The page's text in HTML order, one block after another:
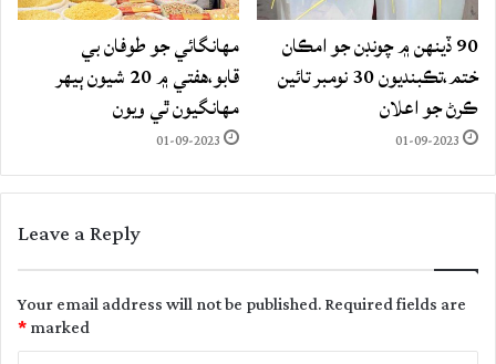
90 ڏينهن ۾ چونڊن جو امڪان
ختم،تڪبنديون 30 نومبر تائين
ڪرڻ جو اعلان
01-09-2023
مهانگائي جو طوفان بي
قابو،هفتي ۾ 20 شيون ٻيهر
مهانگيون ٿي ويون
01-09-2023
Leave a Reply
Your email address will not be published.Required fields are
marked
*